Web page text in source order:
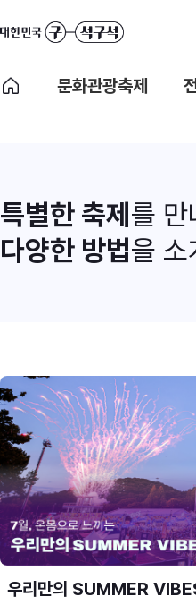
문화관광축제
특별한 축제 를 만
다양한 방법을 소
우리만의 SUMMER